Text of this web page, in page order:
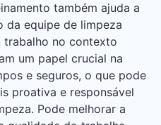
também ajuda a
da equipe de limpeza
trabalho no contexto
um papel crucial na
e seguros, o que pode
proativa e responsável
Pode melhorar a